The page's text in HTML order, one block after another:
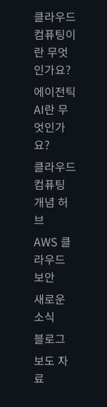
클라우드
컴퓨팅이
란 무엇
인가요?
에이전틱
AI란 무
엇인가
요?
클라우드
컴퓨팅
개념 허
브
AWS 클
라우드
보안
새로운
소식
블로그
보도 자
료